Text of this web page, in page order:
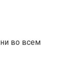
во всем